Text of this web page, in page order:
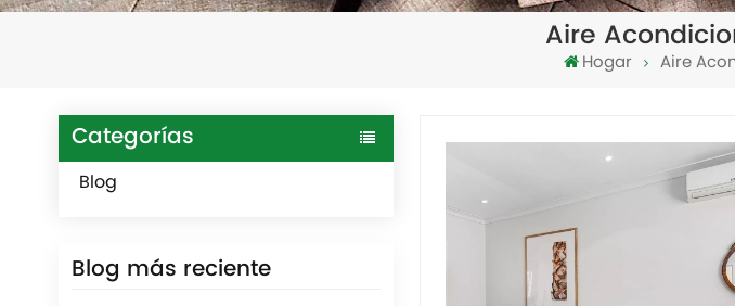
Aire
Hogar Aire
Categorías
Blog
Blog más reciente